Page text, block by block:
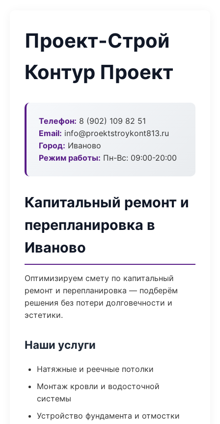
Проект-Строй
Контур Проект
Телефон: 8 (902) 109 82 51
Email: info@proektstroykont813.ru
Город: Иваново
Режим работы: Пн-Вс: 09:00-20:00
Капитальный ремонт и
перепланировка в
Иваново
Оптимизируем смету по капитальный
ремонт и перепланировка — подберём
решения без потери долговечности и
эстетики.
Наши услуги
Натяжные и реечные потолки
Монтаж кровли и водосточной
системы
Устройство фундамента и отмостки